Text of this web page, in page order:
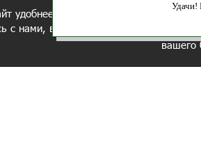
Удачи!
удобнее, осуществляется обработка
с нами, вы соглашаетесь с нашей
вашего